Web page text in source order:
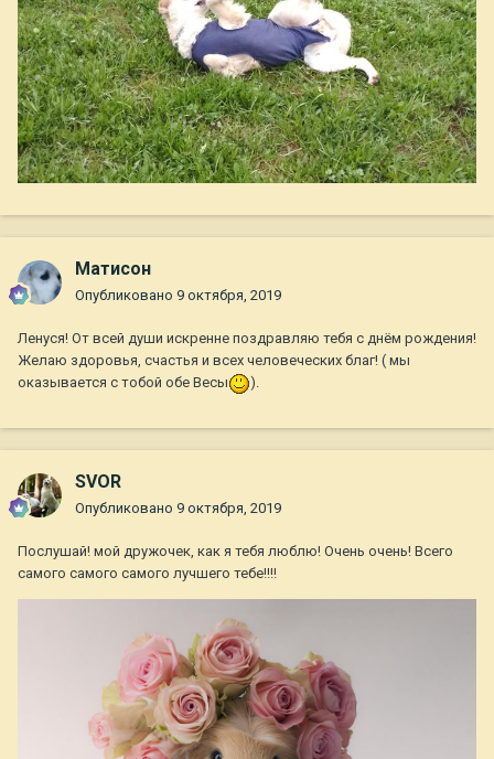
Матисон
Опубликовано 9 октября, 2019
Ленуся! От всей души искренне поздравляю тебя с днём рождения!
Желаю здоровья, счастья и всех человеческих благ! ( мы
оказывается с тобой обе Весы
).
SVOR
Опубликовано 9 октября, 2019
Послушай! мой дружочек, как я тебя люблю! Очень очень! Всего
самого самого самого лучшего тебе!!!!